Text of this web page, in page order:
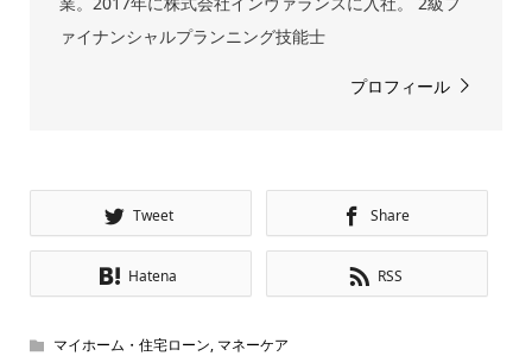
ァイナンシャルプランニング技能士
プロフィール
Tweet Share
Hatena RSS
マイホーム・住宅ローン, マネーケア